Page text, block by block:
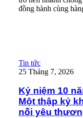
đồng hành cùng
Kỷ niệm 10 năm
Tin tức
25 Tháng 7, 2026
Kỷ niệm 10
Một thập kỷ
nối yêu